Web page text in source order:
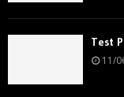
Test
11/